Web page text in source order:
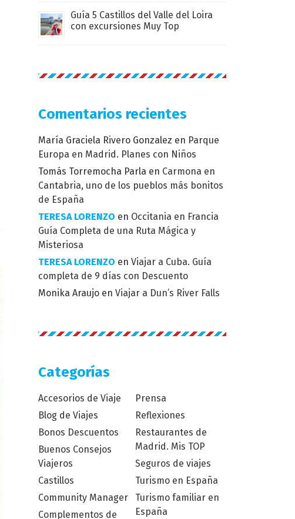
Guía 5 Castillos del Valle del Loira
con excursiones Muy Top
Comentarios recientes
María Graciela Rivero Gonzalez en Parque
Europa en Madrid. Planes con Niños
Tomás Torremocha Parla en Carmona en
Cantabria, uno de los pueblos más bonitos
de España
TERESA LORENZO en Occitania en Francia
Guía Completa de una Ruta Mágica y
Misteriosa
TERESA LORENZO en Viajar a Cuba. Guía
completa de 9 días con Descuento
Monika Araujo en Viajar a Dun’s River Falls
Categorías
Accesorios de Viaje
Blog de Viajes
Bonos Descuentos
Buenos Consejos
Viajeros
Castillos
Community Manager
Complementos de
Prensa
Reflexiones
Restaurantes de
Madrid. Mis TOP
Seguros de viajes
Turismo en España
Turismo familiar en
España